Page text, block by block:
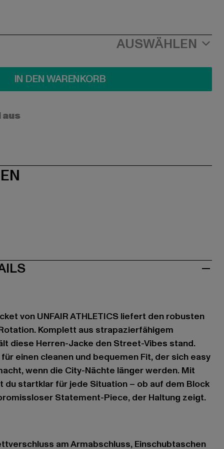
AUSWÄHLEN
IN DEN WARENKORB
von UNFAIR ATHLETICS liefert den robusten
Komplett aus strapazierfähigem
diese Herren-Jacke den Street-Vibes stand.
einen cleanen und bequemen Fit, der sich easy
wenn die City-Nächte länger werden. Mit
du startklar für jede Situation – ob auf dem Block
Statement-Piece, der Haltung zeigt.
am Armabschluss, Einschubtaschen